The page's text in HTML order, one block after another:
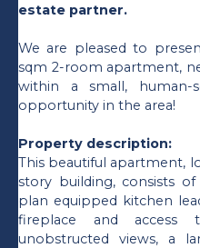
estate partner.
We are pleased to
sqm 2-room apartment,
within a small, human-
opportunity in the area!
Property description:
This beautiful apartment,
story building, consists
plan equipped kitchen
fireplace and
unobstructed views, a